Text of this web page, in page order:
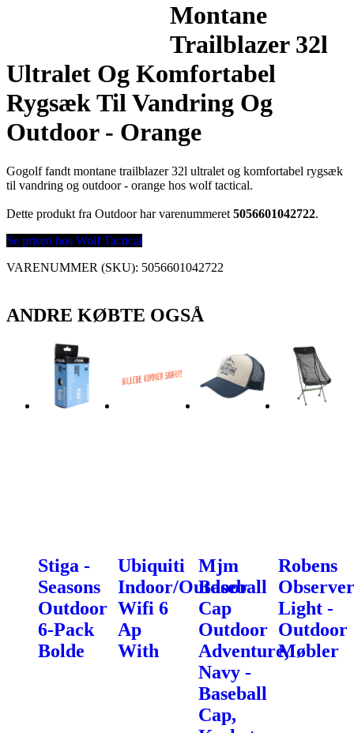
Montane
Trailblazer 32l
Ultralet Og Komfortabel
Rygsæk Til Vandring Og
Outdoor - Orange
Gogolf fandt montane trailblazer 32l ultralet og komfortabel rygsæk
til vandring og outdoor - orange hos wolf tactical.
Dette produkt fra Outdoor har varenummeret 5056601042722.
Se prisen hos Wolf Tactical
VARENUMMER (SKU): 5056601042722
ANDRE KØBTE OGSÅ
Stiga -
Seasons
Outdoor
6-Pack
Bolde
Ubiquiti
Indoor/Outdoor
Wifi 6
Ap
With
Mjm
Baseball
Cap
Outdoor
Adventure,
Navy -
Baseball
Cap,
Robens
Observer
Light -
Outdoor
Møbler